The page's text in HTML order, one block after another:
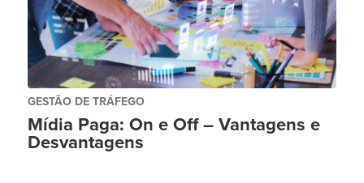
GESTÃO DE TRÁFEGO
Mídia Paga: On e Off – Vantagens e
Desvantagens